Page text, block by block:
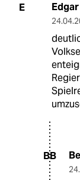
E Edgar
BB